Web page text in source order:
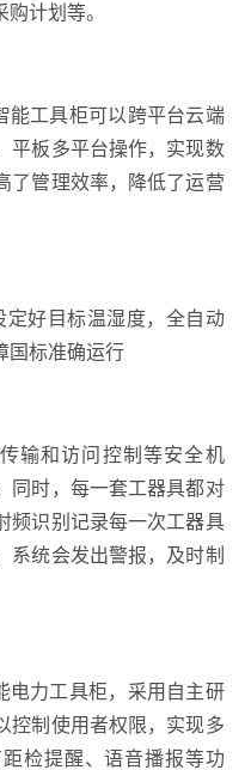
计划等。
能工具柜可以跨平台云端
平板多平台操作，实现数
了管理效率，降低了运营
定好目标温湿度，全自动
国标准确运行
输和访问控制等安全机
同时，每一套工器具都对
频识别记录每一次工器具
系统会发出警报，及时制
电力工具柜，采用自主研
控制使用者权限，实现多
检提醒、语音播报等功